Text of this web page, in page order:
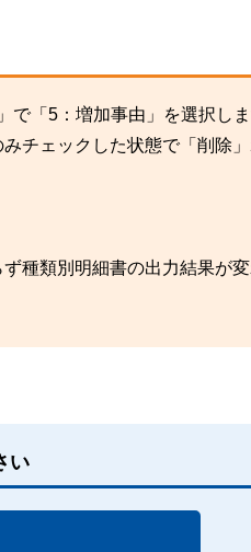
で「5：増加事由」を選択し
チェックした状態で「削除
種類別明細書の出力結果が
い